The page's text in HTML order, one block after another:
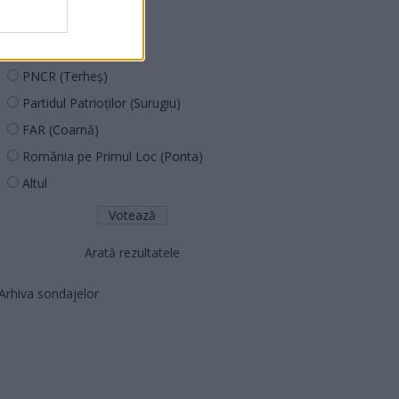
PNCR (Terheș)
Partidul Patrioților (Surugiu)
FAR (Coarnă)
România pe Primul Loc (Ponta)
Altul
Arată rezultatele
sondajelor